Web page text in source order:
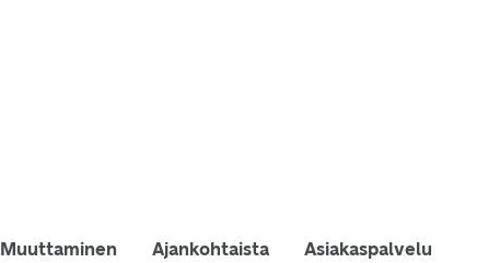
Muuttaminen Ajankohtaista Asiakaspalvelu